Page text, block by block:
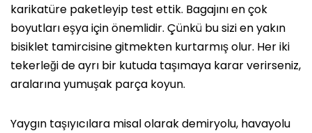
karikatüre paketleyip test ettik. Bagajını en çok
boyutları eşya için önemlidir. Çünkü bu sizi en yakın
bisiklet tamircisine gitmekten kurtarmış olur. Her iki
tekerleği de ayrı bir kutuda taşımaya karar verirseniz,
aralarına yumuşak parça koyun.
Yaygın taşıyıcılara misal olarak demiryolu, havayolu